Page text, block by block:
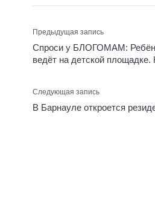
Предыдущая запись
Спроси у БЛОГОМАМ:
ведёт на детской площадке.
Следующая запись
В Барнауле откроется